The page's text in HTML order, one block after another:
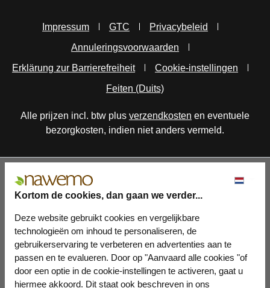
Kortom de cookies, dan gaan we verder...
Deze website gebruikt cookies en vergelijkbare
technologieën om inhoud te personaliseren, de
gebruikerservaring te verbeteren en advertenties aan te
passen en te evalueren. Door op "Aanvaard alle cookies "of
door een optie in de cookie-instellingen te activeren, gaat u
hiermee akkoord. Dit staat ook beschreven in ons
Impressum GTC
Privacybeleid
Annuleringsvoorwaarden
Erklärung zur Barrierefreiheit
Cookie-instellingen
Feiten (Duits)
Alle prijzen incl. btw plus verzendkosten en eventuele
bezorgkosten, indien niet anders vermeld.